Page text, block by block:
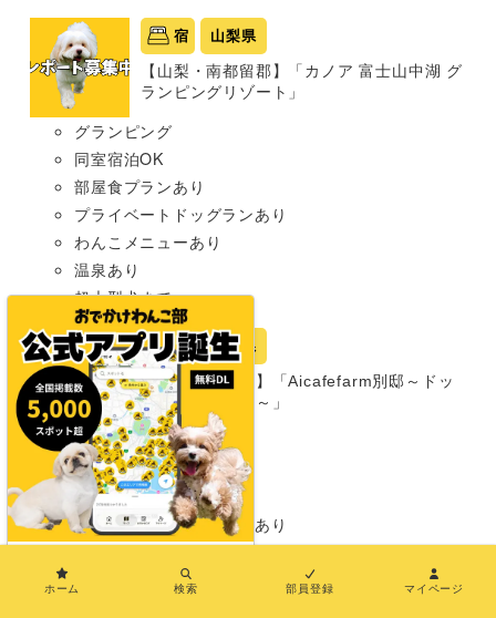
宿 山梨県
【山梨・南都留郡】「カノア 富士山中湖 グ
ランピングリゾート」
グランピング
同室宿泊OK
部屋食プランあり
プライベートドッグランあり
わんこメニューあり
温泉あり
超大型犬まで
宿 山梨県
【山梨・北杜市】「Aicafefarm別邸～ドッ
グヴィラ八ヶ岳～」
グランピング
同室宿泊OK
部屋食プランあり
プライベートドッグランあり
超大型犬まで
ホーム 検索 部員登録 マイページ